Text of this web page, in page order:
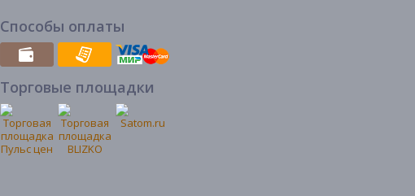
Способы оплаты
Торговые площадки